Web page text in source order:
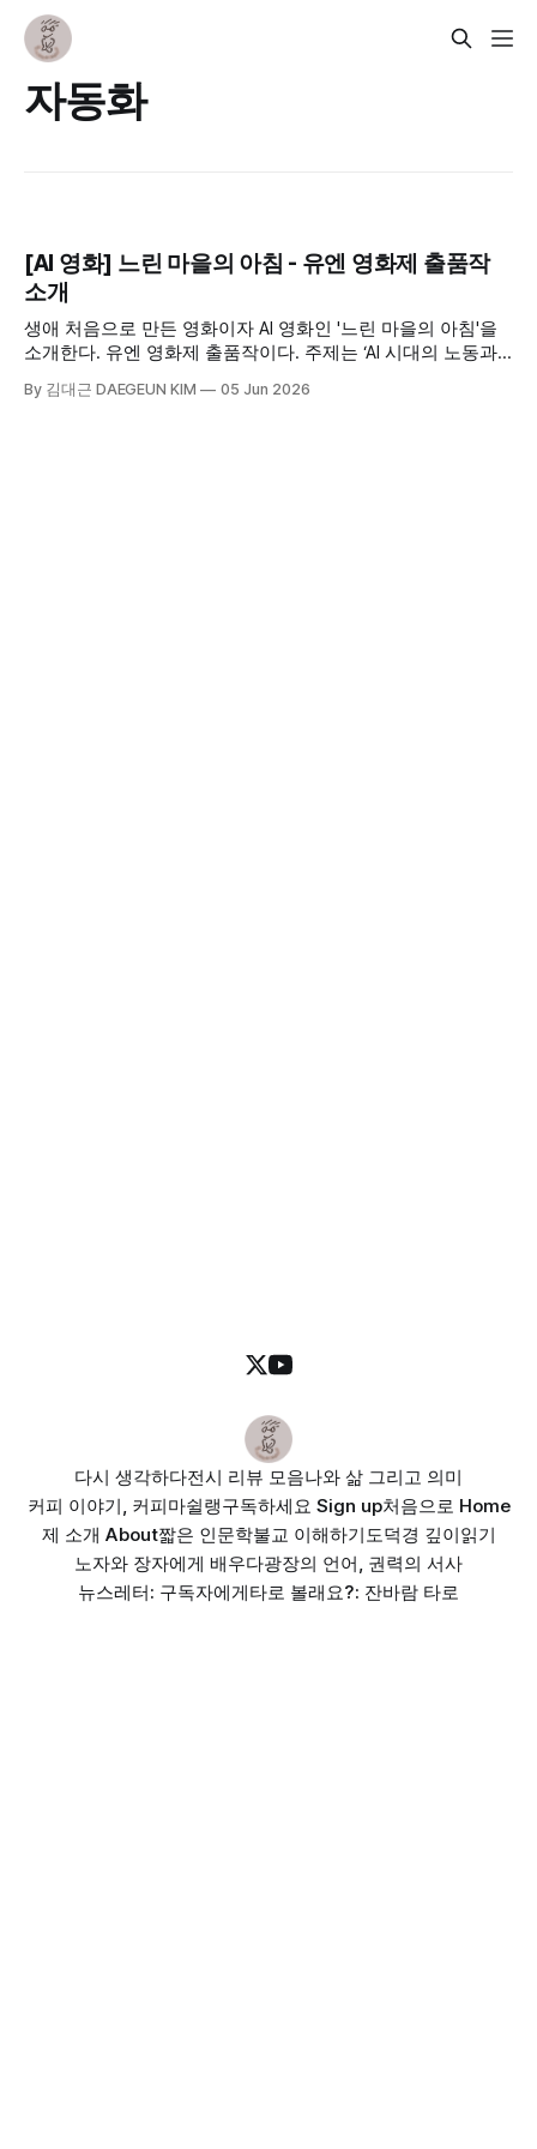
자동화
[AI 영화] 느린 마을의 아침 - 유엔 영화제 출품작
소개
생애 처음으로 만든 영화이자 AI 영화인 '느린 마을의 아침'을
소개한다. 유엔 영화제 출품작이다. 주제는 ‘AI 시대의 노동과
어 보고자 했다. 빠른 변화 속에서 우리가 잃어버린 것은 무엇
By 김대근 DAEGEUN KIM 05 Jun 2026
다시 생각하다전시 리뷰 모음나와 삶 그리고 의미
커피 이야기, 커피마쉴랭구독하세요 Sign up처음으로 Home
제 소개 About짧은 인문학불교 이해하기도덕경 깊이읽기
노자와 장자에게 배우다광장의 언어, 권력의 서사
뉴스레터: 구독자에게타로 볼래요?: 잔바람 타로